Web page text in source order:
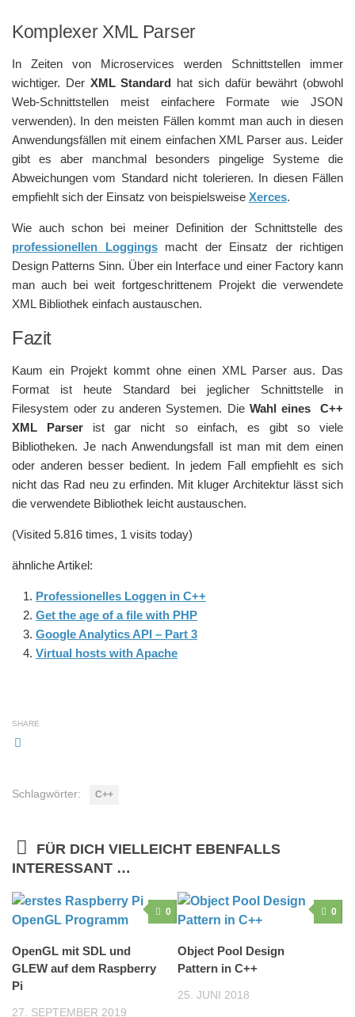
Komplexer XML Parser
In Zeiten von Microservices werden Schnittstellen immer
wichtiger. Der XML Standard hat sich dafür bewährt (obwohl
Web-Schnittstellen meist einfachere Formate wie JSON
verwenden). In den meisten Fällen kommt man auch in diesen
Anwendungsfällen mit einem einfachen XML Parser aus. Leider
gibt es aber manchmal besonders pingelige Systeme die
Abweichungen vom Standard nicht tolerieren. In diesen Fällen
empfiehlt sich der Einsatz von beispielsweise Xerces.
Wie auch schon bei meiner Definition der Schnittstelle des
professionellen Loggingsmacht der Einsatz der richtigen
Design Patterns Sinn. Über ein Interface und einer Factory kann
man auch bei weit fortgeschrittenem Projekt die verwendete
XML Bibliothek einfach austauschen.
Fazit
Kaum ein Projekt kommt ohne einen XML Parser aus. Das
Format ist heute Standard bei jeglicher Schnittstelle in
Filesystem oder zu anderen Systemen. Die Wahl eines C++
XML Parser ist gar nicht so einfach, es gibt so viele
Bibliotheken. Je nach Anwendungsfall ist man mit dem einen
oder anderen besser bedient. In jedem Fall empfiehlt es sich
nicht das Rad neu zu erfinden. Mit kluger Architektur lässt sich
die verwendete Bibliothek leicht austauschen.
(Visited 5.816 times, 1 visits today)
ähnliche Artikel:
Professionelles Loggen in C++
Get the age of a file with PHP
Google Analytics API – Part 3
Virtual hosts with Apache
SHARE
Schlagwörter: C++
FÜR DICH VIELLEICHT EBENFALLS
INTERESSANT …
0
OpenGL mit SDL und
GLEW auf dem Raspberry
Pi
27. SEPTEMBER 2019
0
Object Pool Design
Pattern in C++
25. JUNI 2018